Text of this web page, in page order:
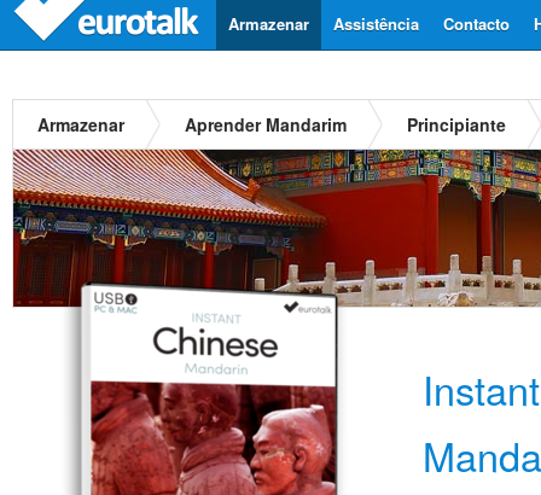
Contacto
Assistência
Armazenar
Armazenar Aprender Mandarim Principiante